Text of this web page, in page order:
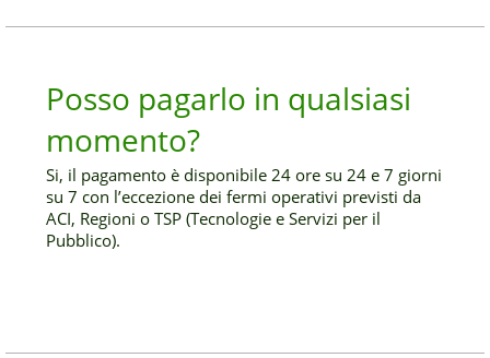
Posso pagarlo in qualsiasi
momento?
Si, il pagamento è disponibile 24 ore su 24 e 7 giorni
su 7 con l’eccezione dei fermi operativi previsti da
ACI, Regioni o TSP (Tecnologie e Servizi per il
Pubblico).